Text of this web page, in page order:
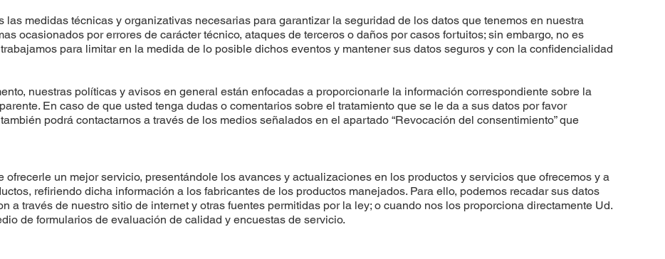
medidas técnicas y organizativas necesarias para garantizar la seguridad de los datos que tenemos en nuestra
ocasionados por errores de carácter técnico, ataques de terceros o daños por casos fortuitos; sin embargo, no es
para limitar en la medida de lo posible dichos eventos y mantener sus datos seguros y con la confidencialidad
nuestras políticas y avisos en general están enfocadas a proporcionarle la información correspondiente sobre la
En caso de que usted tenga dudas o comentarios sobre el tratamiento que se le da a sus datos por favor
también podrá contactarnos a través de los medios señalados en el apartado “Revocación del consentimiento” que
un mejor servicio, presentándole los avances y actualizaciones en los productos y servicios que ofrecemos y a
refiriendo dicha información a los fabricantes de los productos manejados. Para ello, podemos recadar sus datos
a través de nuestro sitio de internet y otras fuentes permitidas por la ley; o cuando nos los proporciona directamente Ud.
de formularios de evaluación de calidad y encuestas de servicio.